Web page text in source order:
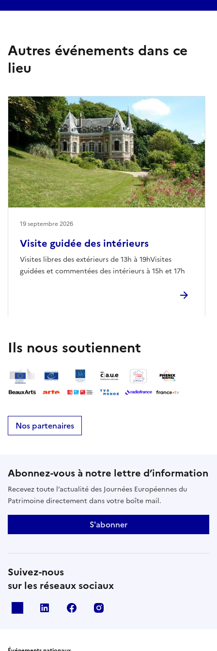
Autres événements dans ce
lieu
Visite guidée des intérieurs
Visites libres des extérieurs de 13h à 19hVisites
guidées et commentées des intérieurs à 15h et 17h
19 septembre 2026
Ils nous soutiennent
Nos partenaires
Abonnez-vous à notre lettre d’information
Recevez toute l’actualité des Journées Européennes du
Patrimoine directement dans votre boîte mail.
S'abonner
Suivez-nous
sur les réseaux sociaux
Linkedin Facebook